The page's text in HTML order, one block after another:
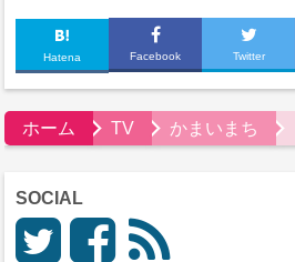
Hatena Facebook Twitter
ホーム TV かまいまち
SOCIAL